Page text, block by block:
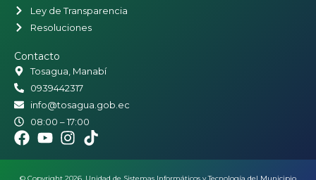
Ley de Transparencia
Resoluciones
Contacto
Tosagua, Manabí
0939442317
info@tosagua.gob.ec
08:00 – 17:00